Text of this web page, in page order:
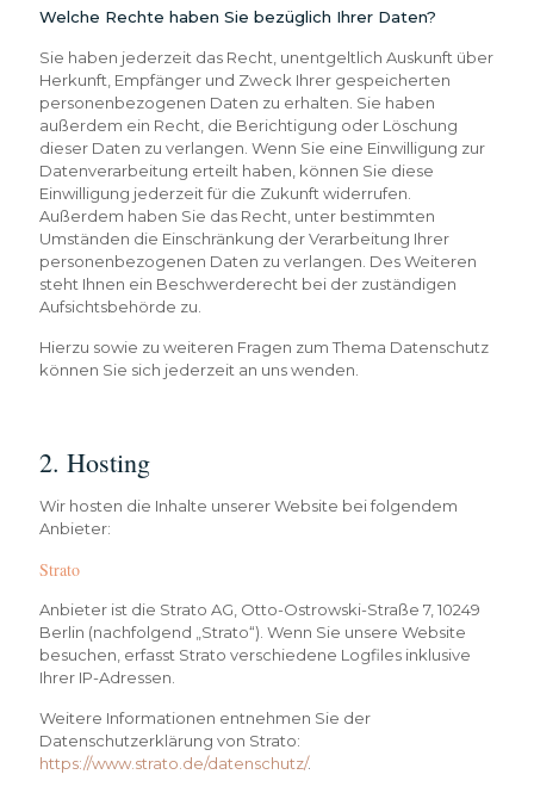
Welche Rechte haben Sie bezüglich Ihrer Daten?
Sie haben jederzeit das Recht, unentgeltlich Auskunft über
Herkunft, Empfänger und Zweck Ihrer gespeicherten
personenbezogenen Daten zu erhalten. Sie haben
außerdem ein Recht, die Berichtigung oder Löschung
dieser Daten zu verlangen. Wenn Sie eine Einwilligung zur
Datenverarbeitung erteilt haben, können Sie diese
Einwilligung jederzeit für die Zukunft widerrufen.
Außerdem haben Sie das Recht, unter bestimmten
Umständen die Einschränkung der Verarbeitung Ihrer
personenbezogenen Daten zu verlangen. Des Weiteren
steht Ihnen ein Beschwerderecht bei der zuständigen
Aufsichtsbehörde zu.
Hierzu sowie zu weiteren Fragen zum Thema Datenschutz
können Sie sich jederzeit an uns wenden.
2. Hosting
Wir hosten die Inhalte unserer Website bei folgendem
Anbieter:
Strato
Anbieter ist die Strato AG, Otto-Ostrowski-Straße 7, 10249
Berlin (nachfolgend „Strato“). Wenn Sie unsere Website
besuchen, erfasst Strato verschiedene Logfiles inklusive
Ihrer IP-Adressen.
Weitere Informationen entnehmen Sie der
Datenschutzerklärung von Strato:
https://www.strato.de/datenschutz/.